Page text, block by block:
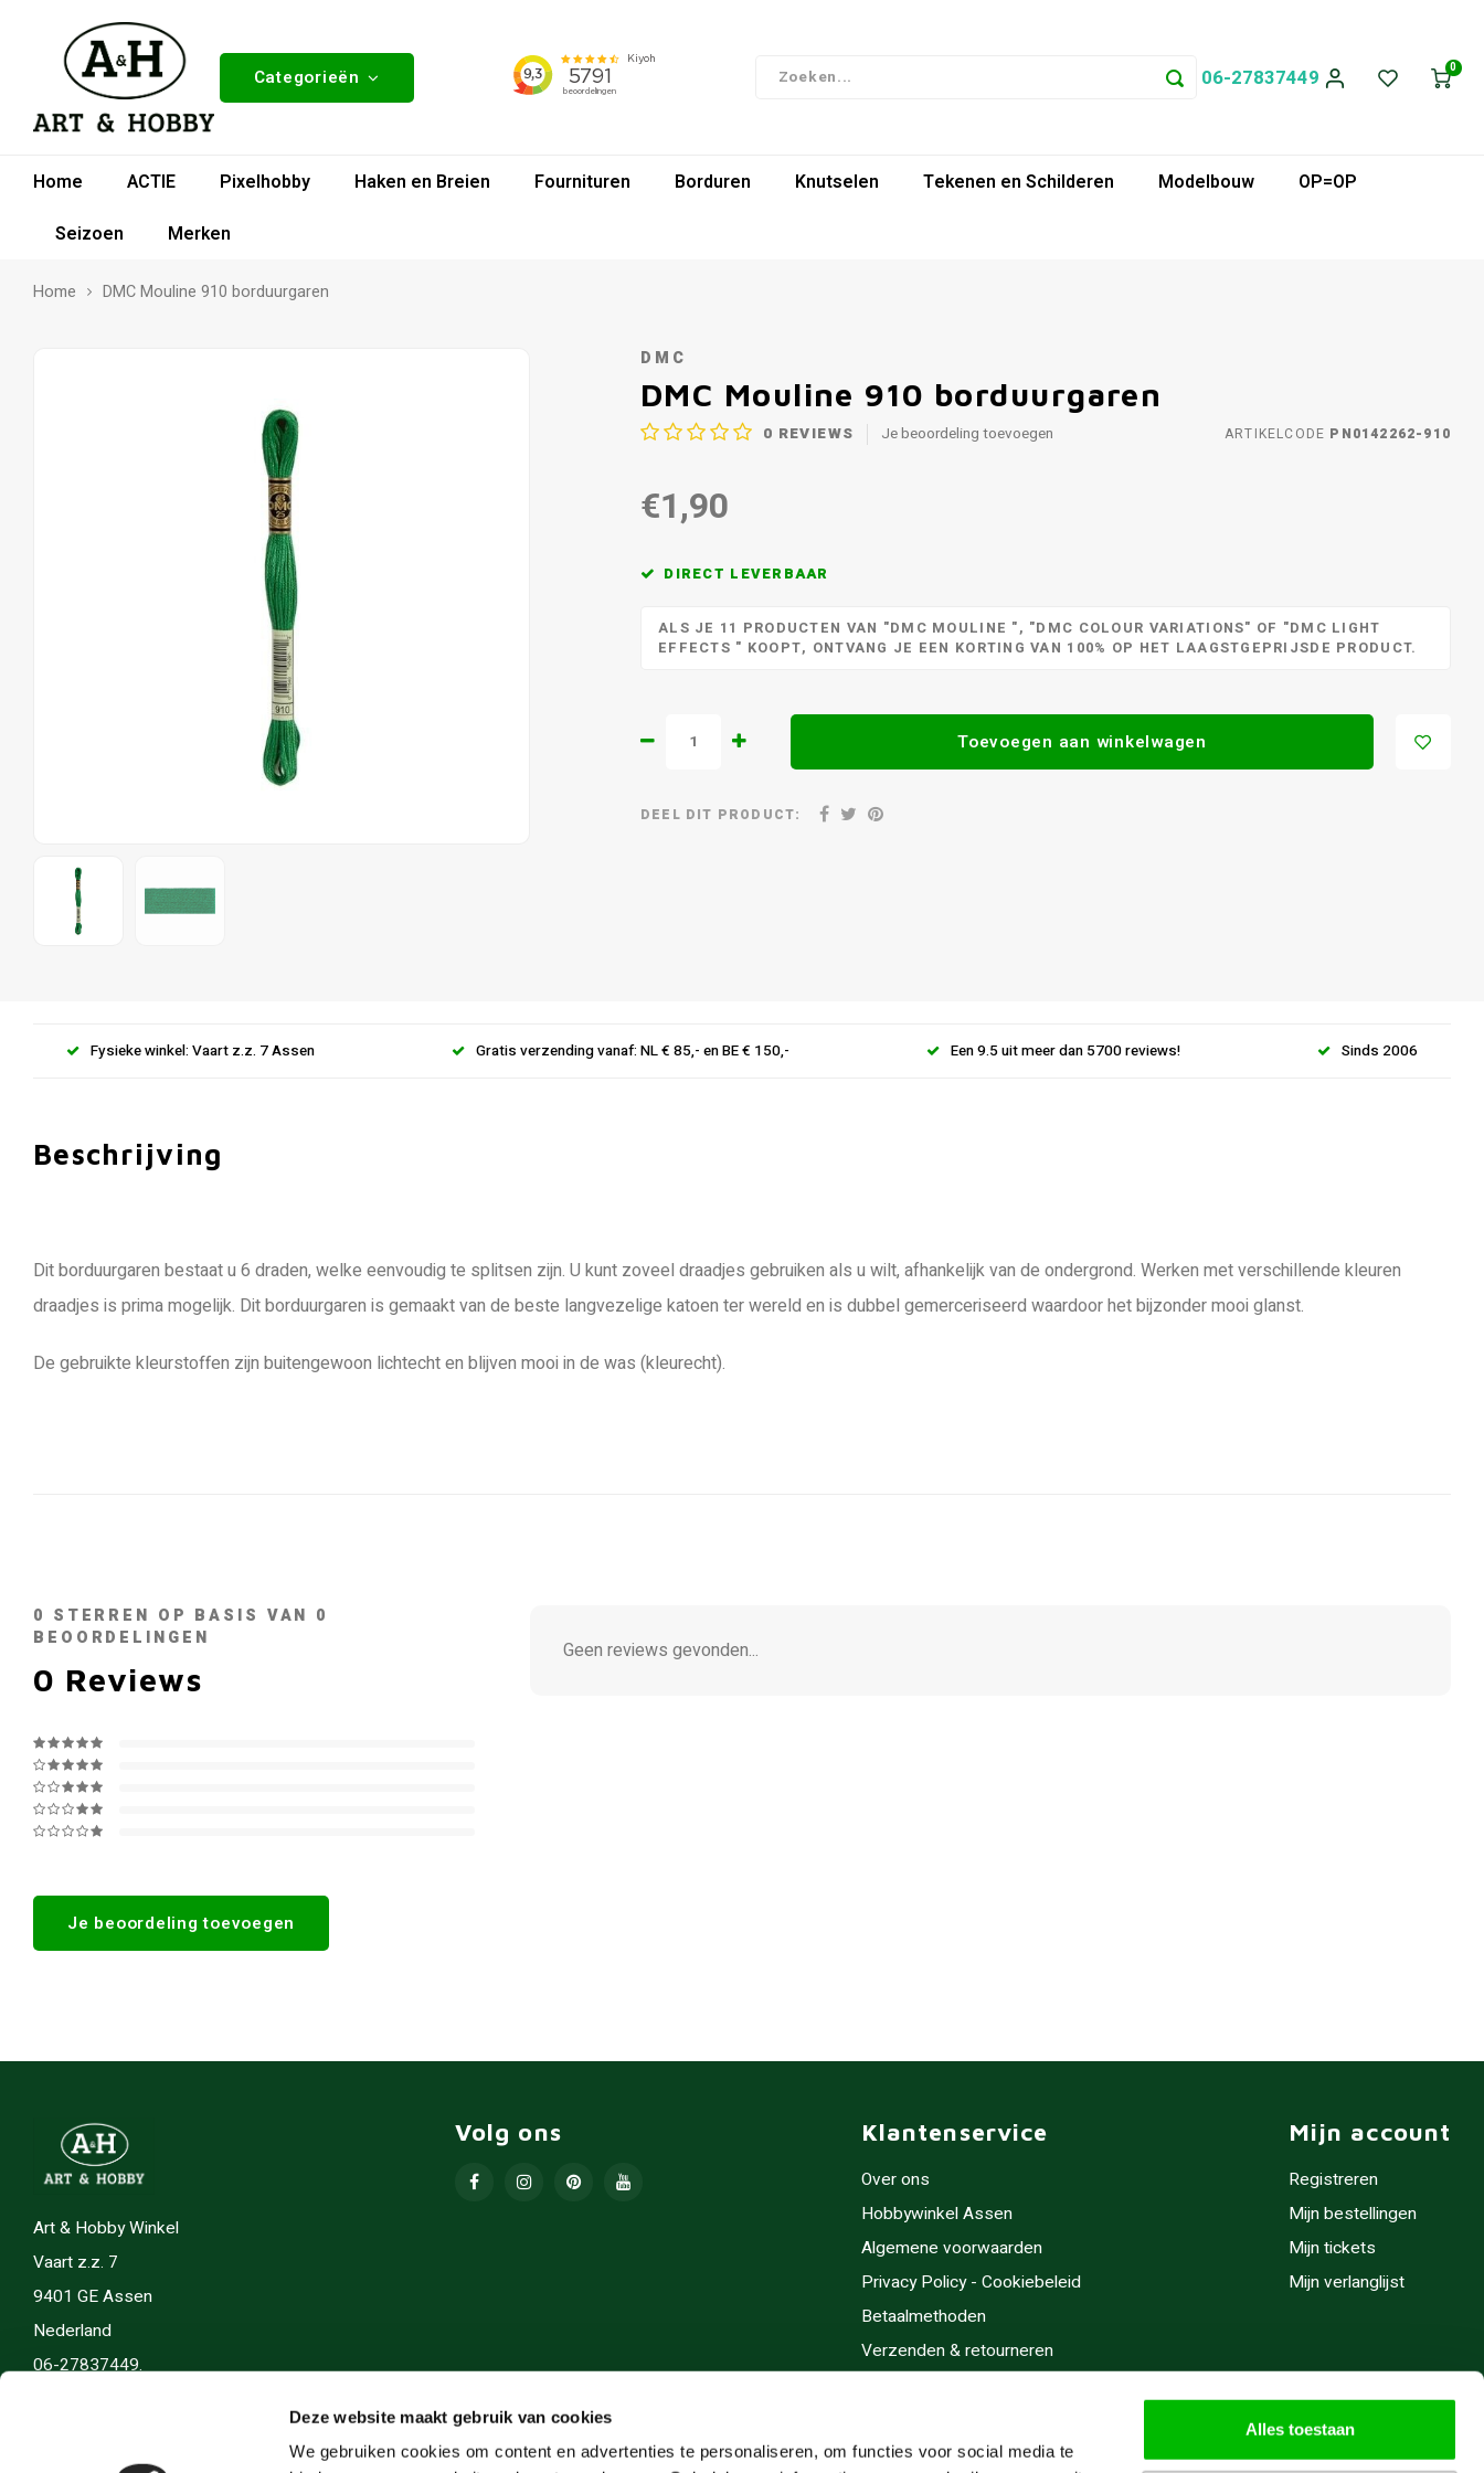
Deze website maakt gebruik van cookies
We gebruiken cookies om content en advertenties te personaliseren, om functies voor social media te
Alles toestaan
Categorieën 06-27837449 0
Home ACTIE Pixelhobby Haken en Breien Fournituren Borduren Knutselen Tekenen en Schilderen Modelbouw
OP=OP
Seizoen
Merken
Home DMC Mouline 910 borduurgaren
DMC
DMC Mouline 910 borduurgaren
0 REVIEWS Je beoordeling toevoegen ARTIKELCODE PN0142262-910
€1,90
DIRECT LEVERBAAR
ALS JE 11 PRODUCTEN VAN "DMC MOULINE ", "DMC COLOUR VARIATIONS" OF "DMC LIGHT
EFFECTS " KOOPT, ONTVANG JE EEN KORTING VAN 100% OP HET LAAGSTGEPRIJSDE PRODUCT.
Toevoegen aan winkelwagen
DEEL DIT PRODUCT:
Fysieke winkel: Vaart z.z. 7 Assen Gratis verzending vanaf: NL € 85,- en BE € 150,- Een 9.5 uit meer dan 5700 reviews! Sinds 2006
Beschrijving
Dit borduurgaren bestaat u 6 draden, welke eenvoudig te splitsen zijn. U kunt zoveel draadjes gebruiken als u wilt, afhankelijk van de ondergrond. Werken met verschillende kleuren
draadjes is prima mogelijk. Dit borduurgaren is gemaakt van de beste langvezelige katoen ter wereld en is dubbel gemerceriseerd waardoor het bijzonder mooi glanst.
De gebruikte kleurstoffen zijn buitengewoon lichtecht en blijven mooi in de was (kleurecht).
0 STERREN OP BASIS VAN 0
BEOORDELINGEN
0 Reviews
Je beoordeling toevoegen
Geen reviews gevonden...
Art & Hobby Winkel
Vaart z.z. 7
9401 GE Assen
Nederland
06-27837449.
Volg ons Klantenservice
Over ons
Hobbywinkel Assen
Algemene voorwaarden
Privacy Policy - Cookiebeleid
Betaalmethoden
Verzenden & retourneren
Cadeaubonnen
Mijn account
Registreren
Mijn bestellingen
Mijn tickets
Mijn verlanglijst